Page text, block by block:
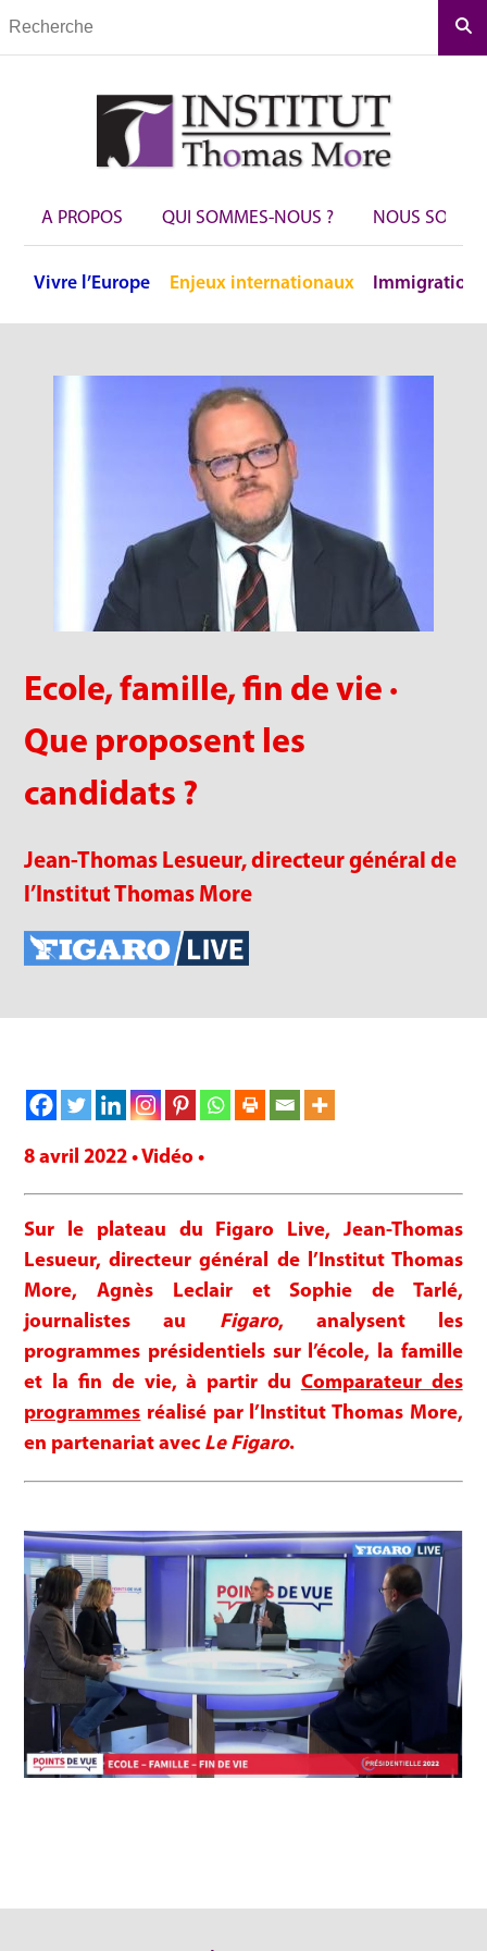
A PROPOS QUI SOMMES-NOUS ? NOUS
Vivre l’Europe Enjeux internationaux Immigration
Ecole, famille, fin de vie ·
Que proposent les
candidats ?
Jean-Thomas Lesueur, directeur général de
l’Institut Thomas More
8 avril 2022 • Vidéo •
Sur le plateau du Figaro Live, Jean-Thomas
Lesueur, directeur général de l’Institut Thomas
More, Agnès Leclair et Sophie de Tarlé,
journalistes au Figaro, analysent les
programmes présidentiels sur l’école, la famille
et la fin de vie, à partir du Comparateur des
programmes réalisé par l’Institut Thomas More,
en partenariat avec Le Figaro.